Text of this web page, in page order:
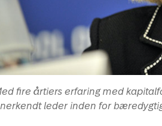
fire årtiers erfaring med
leder inden for